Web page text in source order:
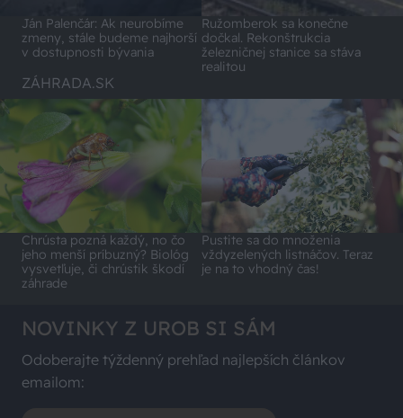
Ján Palenčár: Ak neurobíme
zmeny, stále budeme najhorší
v dostupnosti bývania
Ružomberok sa konečne
dočkal. Rekonštrukcia
železničnej stanice sa stáva
realitou
ZÁHRADA.SK
Chrústa pozná každý, no čo
jeho menší príbuzný? Biológ
vysvetľuje, či chrústik škodí
záhrade
Pustite sa do množenia
vždyzelených listnáčov. Teraz
je na to vhodný čas!
NOVINKY Z UROB SI SÁM
Odoberajte týždenný prehľad najlepších článkov
emailom: